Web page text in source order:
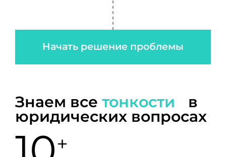
Начать решение проблемы
Знаем все тонкости в
юридических вопросах
+